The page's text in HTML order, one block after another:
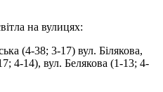
на вулицях:
(4-38; 3-17) вул. Білякова,
4-14), вул. Белякова (1-13; 4-